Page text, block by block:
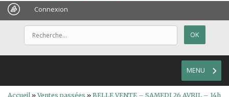
Connexion
MENU
Accueil»Ventes passées » BELLE VENTE – SAMEDI 26 AVRIL – 14h